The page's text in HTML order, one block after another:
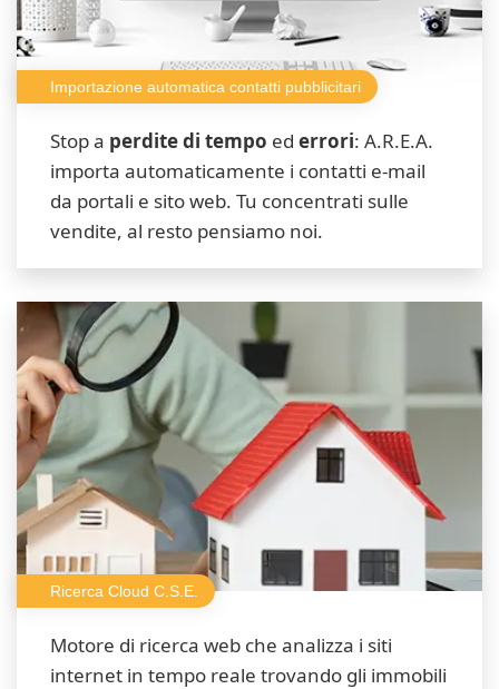
Importazione automatica contatti pubblicitari
Stop a perdite di tempo ed errori: A.R.E.A.
importa automaticamente i contatti e-mail
da portali e sito web. Tu concentrati sulle
vendite, al resto pensiamo noi.
Ricerca Cloud C.S.E.
Motore di ricerca web che analizza i siti
internet in tempo reale trovando gli immobili